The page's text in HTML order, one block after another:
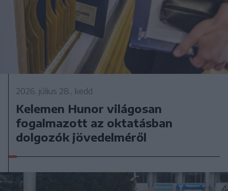
2026. július 28., kedd
Kelemen Hunor világosan
fogalmazott az oktatásban
dolgozók jövedelméről